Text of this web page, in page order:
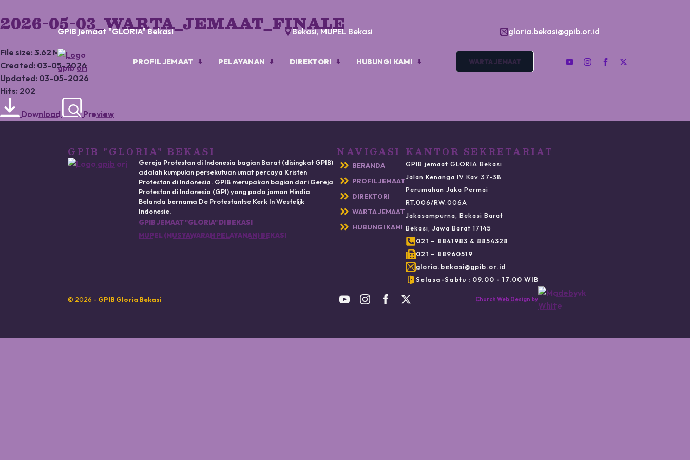
GPIB jemaat "GLORIA" Bekasi Bekasi, MUPEL Bekasi gloria.bekasi@gpib.or.id
PROFIL JEMAAT PELAYANAN DIREKTORI HUBUNGI KAMI WARTA JEMAAT
2026-05-03_WARTA_JEMAAT_FINALE
File size: 3.62 MB
Created: 03-05-2026
Updated: 03-05-2026
Hits: 202
Download Preview
GPIB "GLORIA" BEKASI
Gereja Protestan di Indonesia bagian Barat (disingkat GPIB)
adalah kumpulan persekutuan umat percaya Kristen
Protestan di Indonesia. GPIB merupakan bagian dari Gereja
Protestan di Indonesia (GPI) yang pada jaman Hindia
Belanda bernama De Protestantse Kerk In Westelijk
Indonesie.
GPIB JEMAAT "GLORIA" DI BEKASI
MUPEL (MUSYAWARAH PELAYANAN) BEKASI
NAVIGASI
BERANDA
PROFIL JEMAAT
DIREKTORI
WARTA JEMAAT
HUBUNGI KAMI
KANTOR SEKRETARIAT
GPIB jemaat GLORIA Bekasi
Jalan Kenanga IV Kav 37-38
Perumahan Jaka Permai
RT.006/RW.006A
Jakasampurna, Bekasi Barat
Bekasi, Jawa Barat 17145
021 – 8841983 & 8854328
021 – 88960519
gloria.bekasi@gpib.or.id
Selasa-Sabtu : 09.00 - 17.00 WIB
© 2026 - GPIB Gloria Bekasi Church Web Design by